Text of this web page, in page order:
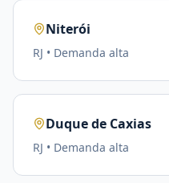
Niterói
RJ • Demanda alta
Duque de Caxias
RJ • Demanda alta